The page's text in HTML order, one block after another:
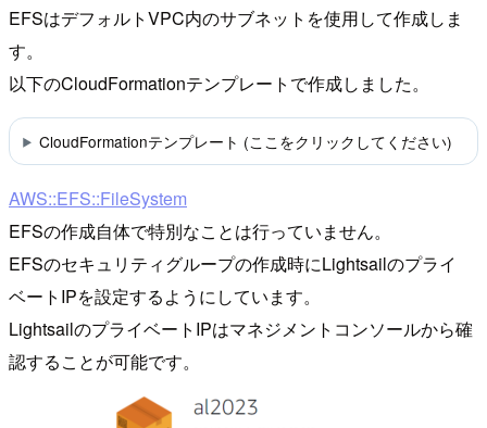
EFSはデフォルトVPC内のサブネットを使用して作成しま
す。
以下のCloudFormationテンプレートで作成しました。
CloudFormationテンプレート (ここをクリックしてください)
AWS::EFS::FileSystem
EFSの作成自体で特別なことは行っていません。
EFSのセキュリティグループの作成時にLightsailのプライ
ベートIPを設定するようにしています。
LightsailのプライベートIPはマネジメントコンソールから確
認することが可能です。